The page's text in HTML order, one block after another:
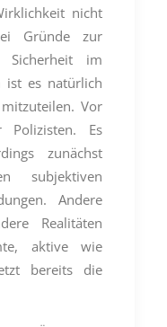
nicht
Gründe zur
im
ist es natürlich
Vor
Es
zunächst
subjektiven
Andere
Realitäten
aktive wie
bereits die